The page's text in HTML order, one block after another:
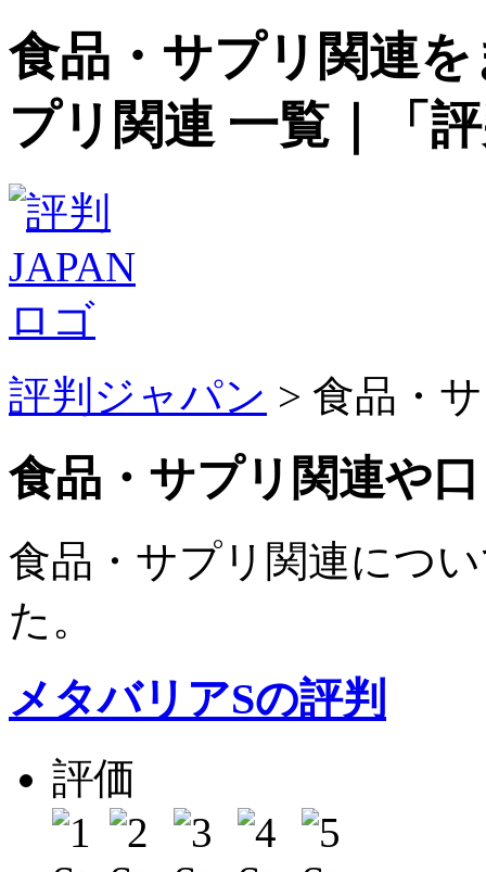
食品・サプリ関連
プリ関連 一覧｜「
評判ジャパン > 食品・
食品・サプリ関連や
食品・サプリ関連につ
た。
メタバリアSの評判
評価